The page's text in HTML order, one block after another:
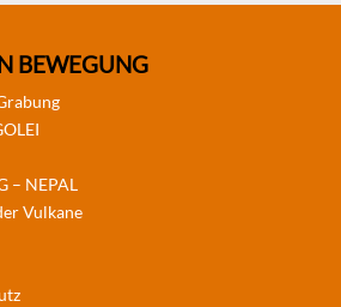
BEWEGUNG
– NEPAL
Vulkane